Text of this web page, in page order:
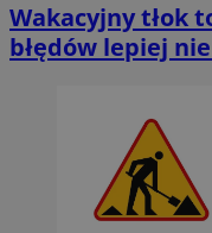
Wakacyjny tłok
błędów lepiej